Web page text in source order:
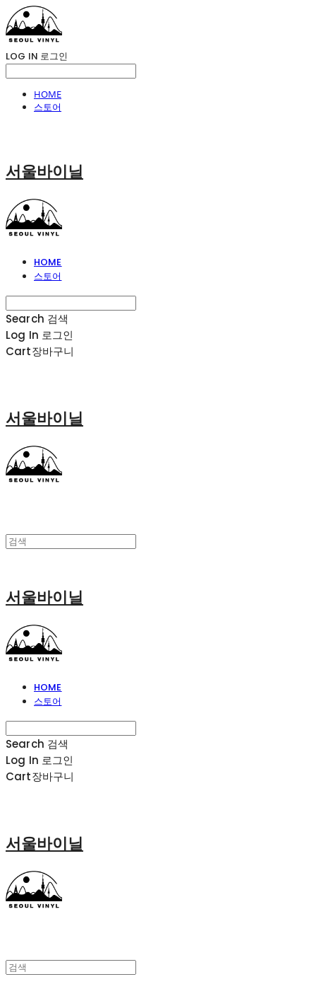
LOG IN 로그인
HOME
스토어
서울바이닐
HOME
스토어
Search 검색
Log In 로그인
Cart장바구니
서울바이닐
서울바이닐
HOME
스토어
Search 검색
Log In 로그인
Cart장바구니
서울바이닐